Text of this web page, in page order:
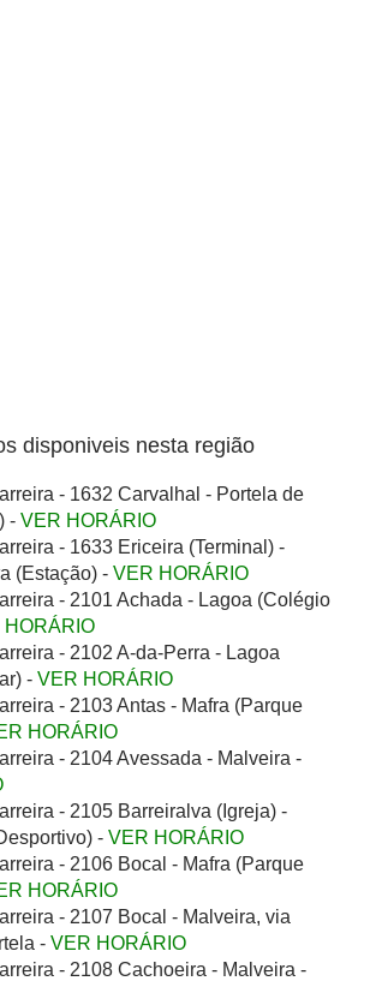
disponiveis nesta região
- 1632 Carvalhal - Portela de
- VER HORÁRIO
- 1633 Ericeira (Terminal) -
(Estação) - VER HORÁRIO
- 2101 Achada - Lagoa (Colégio
HORÁRIO
- 2102 A-da-Perra - Lagoa
- VER HORÁRIO
- 2103 Antas - Mafra (Parque
HORÁRIO
- 2104 Avessada - Malveira -
- 2105 Barreiralva (Igreja) -
- VER HORÁRIO
- 2106 Bocal - Mafra (Parque
HORÁRIO
- 2107 Bocal - Malveira, via
- VER HORÁRIO
- 2108 Cachoeira - Malveira -